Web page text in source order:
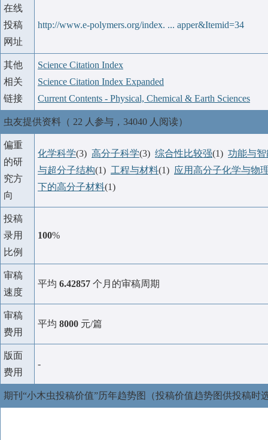
在线
投稿
网址
http://www.e-polymers.org/index. ... apper&Itemid=34
其他
相关
链接
Science Citation Index
Science Citation Index Expanded
Current Contents - Physical, Chemical & Earth Sciences
虫友提供资料（ 22 人参与，34040 人阅读）
偏重
的研
究方
向
化学科学(3) 高分子科学(3) 综合性比较强(1) 功能与
与超分子结构(1) 工程与材料(1) 应用高分子化学与物
下的高分子材料(1)
投稿
录用
比例
100%
审稿
速度
平均 6.42857 个月的审稿周期
审稿
费用
平均 8000 元/篇
版面
费用
-
期刊“小木虫投稿价值”历年趋势图（投稿价值趋势图供投稿时